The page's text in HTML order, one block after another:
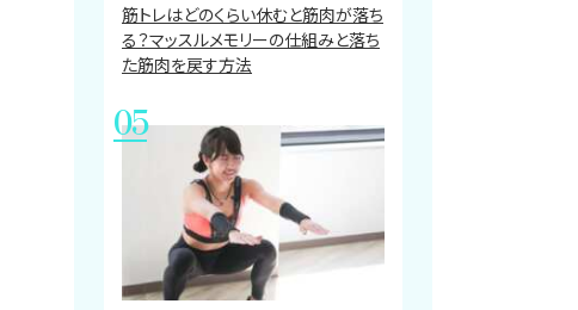
筋トレはどのくらい休むと筋肉が落ち
る？マッスルメモリーの仕組みと落ち
た筋肉を戻す方法